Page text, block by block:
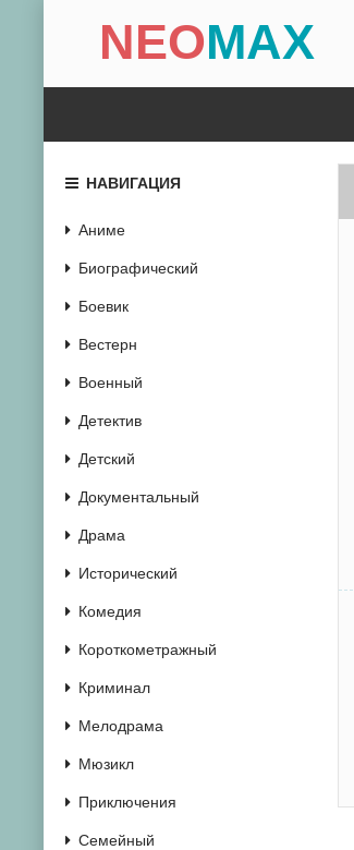
NEOMAX
НАВИГАЦИЯ
Аниме
Биографический
Боевик
Вестерн
Военный
Детектив
Детский
Документальный
Драма
Исторический
Комедия
Короткометражный
Криминал
Мелодрама
Мюзикл
Приключения
Семейный